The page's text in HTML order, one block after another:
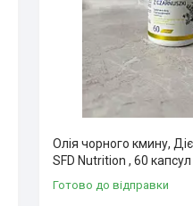
Олія чорного кмину,
SFD Nutrition , 60 капсул
Готово до відправки